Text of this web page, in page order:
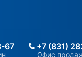
67 +7 (831)
Офис